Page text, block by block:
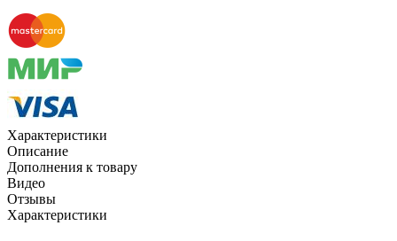
Характеристики
Описание
Дополнения к товару
Видео
Отзывы
Характеристики